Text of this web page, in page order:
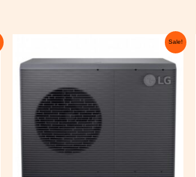
Sale!
9.850,00 €.
is:
5.900,00 €.